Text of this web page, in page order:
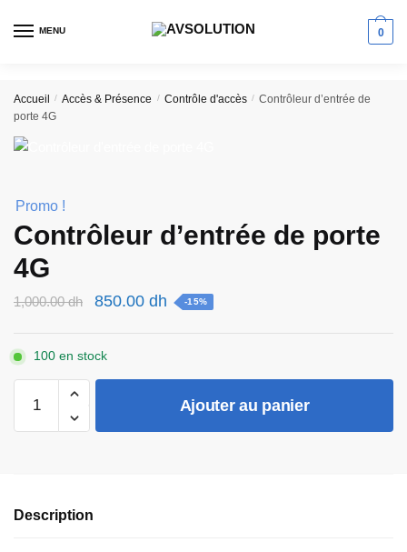
MENU 0
Accueil / Accès & Présence / Contrôle d'accès / Contrôleur d’entrée de
porte 4G
Promo !
Contrôleur d’entrée de porte
4G
1,000.00dh
Le
initial
1,000.00 dh.
850.00 dh Le
850.00 dh.
-15%
100 en stock
Contrôleur
4G
Ajouter au panier
Description